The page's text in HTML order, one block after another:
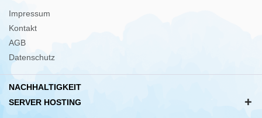
Impressum
Kontakt
AGB
Datenschutz
NACHHALTIGKEIT
SERVER HOSTING